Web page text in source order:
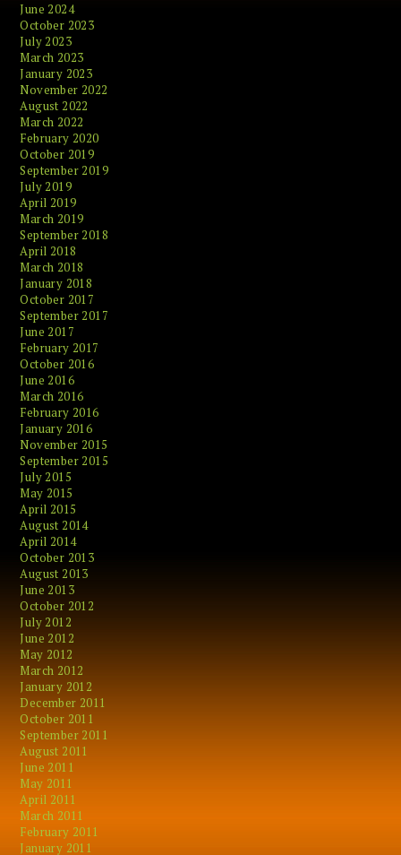
June 2024
October 2023
July 2023
March 2023
January 2023
November 2022
August 2022
March 2022
February 2020
October 2019
September 2019
July 2019
April 2019
March 2019
September 2018
April 2018
March 2018
January 2018
October 2017
September 2017
June 2017
February 2017
October 2016
June 2016
March 2016
February 2016
January 2016
November 2015
September 2015
July 2015
May 2015
April 2015
August 2014
April 2014
October 2013
August 2013
June 2013
October 2012
July 2012
June 2012
May 2012
March 2012
January 2012
December 2011
October 2011
September 2011
August 2011
June 2011
May 2011
April 2011
March 2011
February 2011
January 2011